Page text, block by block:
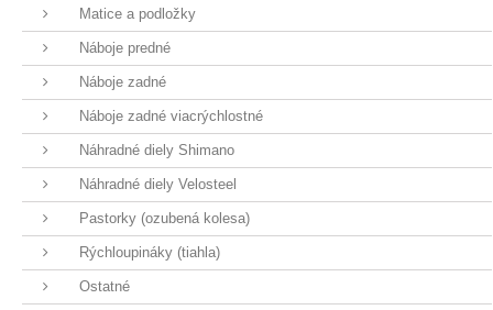
Matice a podložky
Náboje predné
Náboje zadné
Náboje zadné viacrýchlostné
Náhradné diely Shimano
Náhradné diely Velosteel
Pastorky (ozubená kolesa)
Rýchloupináky (tiahla)
Ostatné